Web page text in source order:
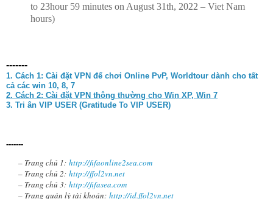
to 23hour 59 minutes on August 31th, 2022 – Viet Nam
hours)
-------
1. Cách 1: Cài đặt VPN để chơi Online PvP, Worldtour dành cho tất
cả các win 10, 8, 7
2. Cách 2: Cài đặt VPN thông thường cho Win XP, Win 7
3. Tri ân VIP USER (Gratitude To VIP USER)
-------
– Trang chủ 1: http://fifaonline2sea.com
– Trang chủ 2: http://ffol2vn.net
– Trang chủ 3: http://fifasea.com
– Trang quản lý tài khoản: http://id.ffol2vn.net